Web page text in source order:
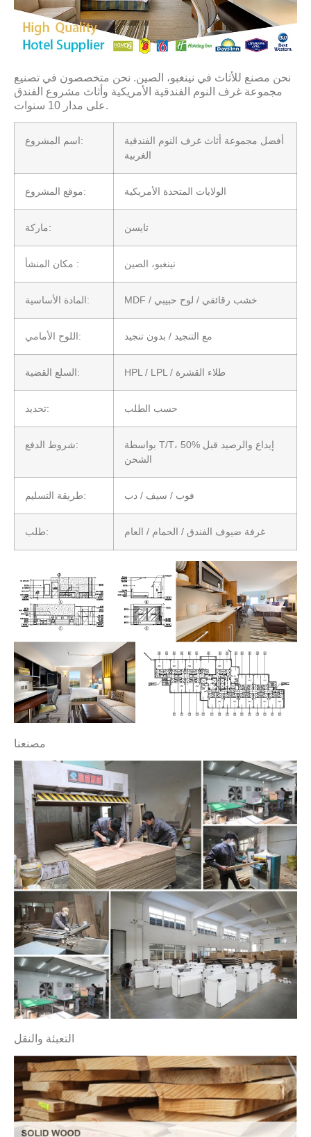
نحن مصنع للأثاث في نينغبو، الصين. نحن متخصصون في تصنيع
مجموعة غرف النوم الفندقية الأمريكية وأثاث مشروع الفندق
على مدار 10 سنوات.
اسم المشروع:
أفضل مجموعة أثاث غرف النوم الفندقية
الغربية
موقع المشروع: الولايات المتحدة الأمريكية
ماركة: تايسن
مكان المنشأ : نينغبو، الصين
المادة الأساسية: MDF / خشب رقائقي / لوح حبيبي
اللوح الأمامي: مع التنجيد / بدون تنجيد
السلع القضية: HPL / LPL / طلاء القشرة
تحديد: حسب الطلب
شروط الدفع:
بواسطة T/T، 50% إيداع والرصيد قبل
الشحن
طريقة التسليم: فوب / سيف / دب
طلب: غرفة ضيوف الفندق / الحمام / العام
مصنعنا
التعبئة والنقل